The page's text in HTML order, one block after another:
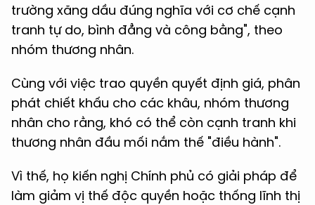
trường xăng dầu đúng nghĩa với cơ chế cạnh
tranh tự do, bình đẳng và công bằng", theo
nhóm thương nhân.
Cùng với việc trao quyền quyết định giá, phân
phát chiết khấu cho các khâu, nhóm thương
nhân cho rằng, khó có thể còn cạnh tranh khi
thương nhân đầu mối nắm thế "điều hành".
Vì thế, họ kiến nghị Chính phủ có giải pháp để
làm giảm vị thế độc quyền hoặc thống lĩnh thị